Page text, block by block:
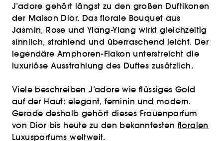
J’adore gehört längst zu den großen Duftikonen
der Maison Dior. Das florale Bouquet aus
Jasmin, Rose und Ylang-Ylang wirkt gleichzeitig
sinnlich, strahlend und überraschend leicht. Der
legendäre Amphoren-Flakon unterstreicht die
luxuriöse Ausstrahlung des Duftes zusätzlich.
Viele beschreiben J’adore wie flüssiges Gold
auf der Haut: elegant, feminin und modern.
Gerade deshalb gehört dieses Frauenparfum
von Dior bis heute zu den bekanntesten floralen
Luxusparfums weltweit.